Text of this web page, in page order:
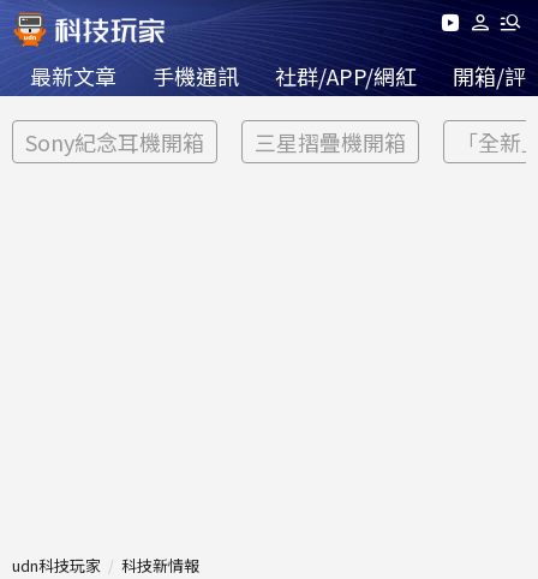
最新文章 手機通訊 社群/APP/網紅 開箱/評
Sony紀念耳機開箱 三星摺疊機開箱 「全新
udn科技玩家 科技新情報